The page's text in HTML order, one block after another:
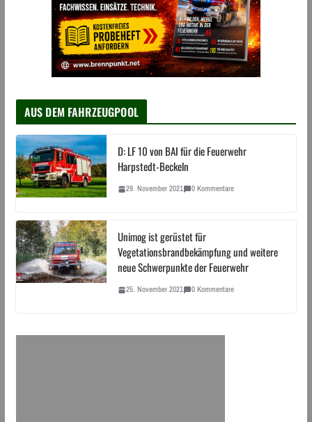
AUS DEM FAHRZEUGPOOL
D: LF 10 von BAI für die Feuerwehr
Harpstedt-Beckeln
29. November 2021 0 Kommentare
Unimog ist gerüstet für
Vegetationsbrandbekämpfung und weitere
neue Schwerpunkte der Feuerwehr
25. November 2021 0 Kommentare